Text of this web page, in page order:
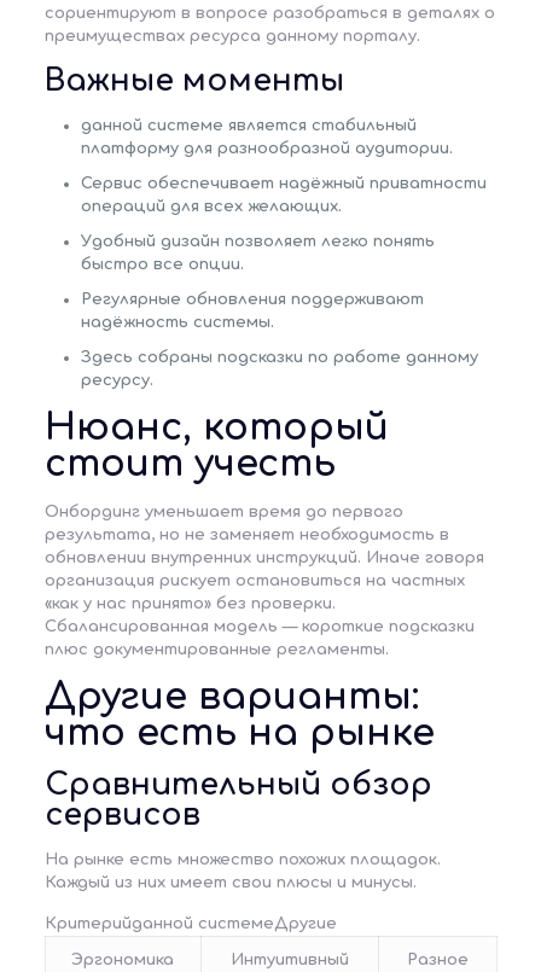
сориентируют в вопросе разобраться в деталях о
преимуществах ресурса данному порталу.
Важные моменты
данной системе является стабильный
платформу для разнообразной аудитории.
Сервис обеспечивает надёжный приватности
операций для всех желающих.
Удобный дизайн позволяет легко понять
быстро все опции.
Регулярные обновления поддерживают
надёжность системы.
Здесь собраны подсказки по работе данному
ресурсу.
Нюанс, который
стоит учесть
Онбординг уменьшает время до первого
результата, но не заменяет необходимость в
обновлении внутренних инструкций. Иначе говоря
организация рискует остановиться на частных
«как у нас принято» без проверки.
Сбалансированная модель — короткие подсказки
плюс документированные регламенты.
Другие варианты:
что есть на рынке
Сравнительный обзор
сервисов
На рынке есть множество похожих площадок.
Каждый из них имеет свои плюсы и минусы.
Критерийданной системеДругие
Эргономика Интуитивный Разное